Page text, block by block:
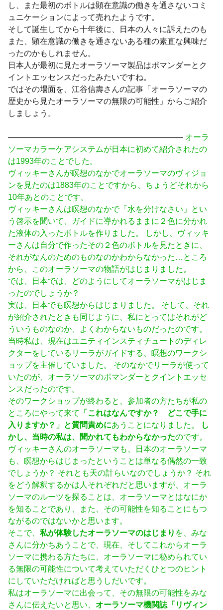
し、また最初のボトルは顕在意識の働きを通さないコミ
ュニケーションによって売れたようです。
そして誕生してから十年後に、日本の人々に訴えたのも
また、顕在意識の働きを通さないある種の素直な興味だ
ったのかもしれません。
日本人が最初に見たオーラソーマ製品はポマンダーとク
イントエッセンスだったみたいですね。
ではその場面を、江谷信壽さんの記事「オーラソーマの
歴史から見たオーラソーマの無限の可能性」からご紹介
しましょう。
—————————————————————— オーラ
ソーマカラーケアシステムが日本に初めて紹介されたの
は1993年のことでした。
ヴィッキーさんが瞑想のなかでオーラソーマのヴィジョ
ンを見たのは1883年のことですから、ちょうどそれから
10年あとのことです。
ヴィッキーさんは瞑想のなかで「水を分けなさい」とい
う啓示を聞いて、ガイドに導かれるままに２色に分かれ
た液体の入ったボトルを作りました。 しかし、ヴィッキ
ーさんは自分で作ったその２色のボトルを見たときに、
それがなんのためのものなのかわからなかった…ところ
から、このオーラソーマの物語がはじまりました。
では、日本では、どのようにしてオーラソーマがはじま
ったのでしょうか？
実は、日本でも瞑想からはじまりました。 そして、それ
が紹介されたときも同じように、私にとってはそれがど
ういうものなのか、よくわからないものだったのです。
当時私は、現在はユニティインスティチュートのディレ
クターをしているリーラがガイドする、瞑想のワークシ
ョップを主催していました。 そのなかでリーラが使って
いたのが、オーラソーマのポマンダーとクイントエッセ
ンスだったのです。
そのワークショップが終わると、参加者の方たちが私の
ところにやって来て
「これはなんですか？ どこで手に
入りますか？」と質問責めにあうことになりました。
し
かし、当時の私は、聞かれてもわからなかったのです。
ヴィッキーさんのオーラソーマも、日本のオーラソーマ
も、瞑想からはじまったということは単なる偶然の一致
でしょうか？ それとも天の計らいなのでしょうか？ それ
をどう解釈するかは人それぞれだと思いますが、オーラ
ソーマのルーツを探ることは、オーラソーマとはなにか
を知ることであり、また、その可能性を知ることにもつ
ながるのではないかと思います。
そこで、私が体験したオーラソーマのはじまり を、みな
さんに分かちあうことで、現在、そしてこれからオーラ
ソーマに携わる方たちに、オーラソーマに秘められてい
る無限の可能性について考えていただくひとつのヒント
にしていただければと思うしだいです。
私はオーラソーマに出会って、その無限の可能性をみな
さんに伝えたいと思い、オーラソーマ機関誌「リヴィン